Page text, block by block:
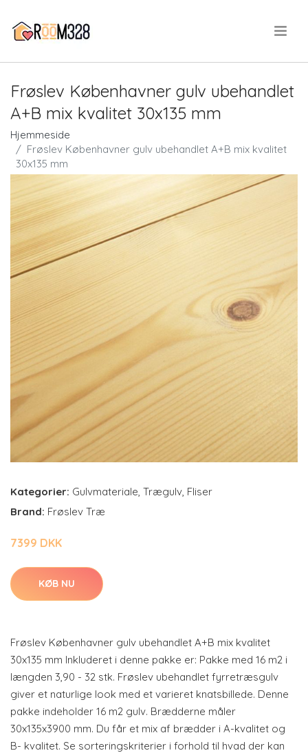
Frøslev Københavner gulv ubehandlet
A+B mix kvalitet 30x135 mm
Hjemmeside
Frøslev Københavner gulv ubehandlet A+B mix kvalitet
30x135 mm
Kategorier: Gulvmateriale, Trægulv, Fliser
Brand: Frøslev Træ
7399 DKK
KØB NU
Frøslev Københavner gulv ubehandlet A+B mix kvalitet
30x135 mm Inkluderet i denne pakke er: Pakke med 16 m2 i
længden 3,90 - 32 stk. Frøslev ubehandlet fyrretræsgulv
giver et naturlige look med et varieret knatsbillede. Denne
pakke indeholder 16 m2 gulv. Brædderne måler
30x135x3900 mm. Du får et mix af brædder i A-kvalitet og
B- kvalitet. Se sorteringskriterier i forhold til hvad der kan